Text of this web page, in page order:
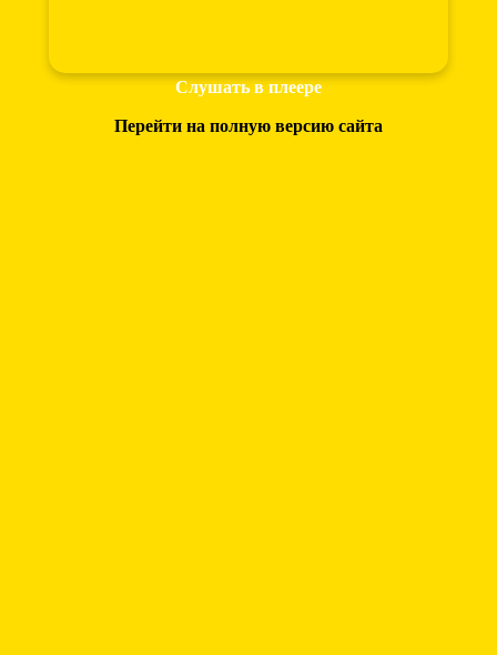
Слушать в плеере
Перейти на полную версию сайта